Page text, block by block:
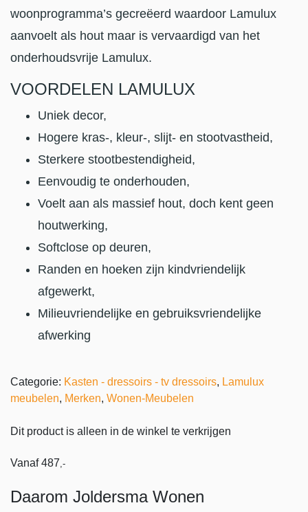
woonprogramma’s gecreëerd waardoor Lamulux
aanvoelt als hout maar is vervaardigd van het
onderhoudsvrije Lamulux.
VOORDELEN LAMULUX
Uniek decor,
Hogere kras-, kleur-, slijt- en stootvastheid,
Sterkere stootbestendigheid,
Eenvoudig te onderhouden,
Voelt aan als massief hout, doch kent geen
houtwerking,
Softclose op deuren,
Randen en hoeken zijn kindvriendelijk
afgewerkt,
Milieuvriendelijke en gebruiksvriendelijke
afwerking
Categorie: Kasten - dressoirs - tv dressoirs, Lamulux
meubelen, Merken, Wonen-Meubelen
Dit product is alleen in de winkel te verkrijgen
Vanaf 487,-
Daarom Joldersma Wonen